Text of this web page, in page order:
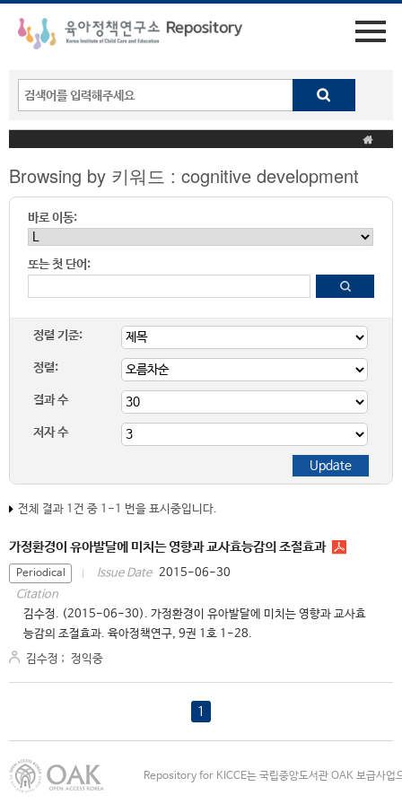
Browsing by 키워드 : cognitive development
바로 이동:
또는 첫 단어:
정렬 기준:
정렬:
결과 수
저자 수
전체 결과 1건 중 1-1 번을 표시중입니다.
가정환경이 유아발달에 미치는 영향과 교사효능감의 조절효과
Periodical Issue Date 2015-06-30
Citation
김수정. (2015-06-30). 가정환경이 유아발달에 미치는 영향과 교사효
능감의 조절효과. 육아정책연구, 9권 1호 1-28.
김수정 ; 정익중
1
Repository for KICCE는 국립중앙도서관 OAK 보급사업